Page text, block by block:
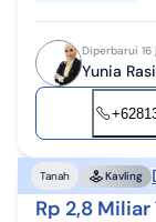
Diperbarui
Yunia
Tanah Kavling
Rp 2,8